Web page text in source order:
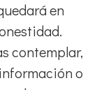
en
contemplar,
o